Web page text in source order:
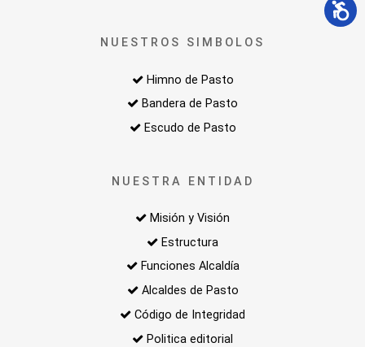
NUESTROS SIMBOLOS
Himno de Pasto
Bandera de Pasto
Escudo de Pasto
NUESTRA ENTIDAD
Misión y Visión
Estructura
Funciones Alcaldía
Alcaldes de Pasto
Código de Integridad
Politica editorial